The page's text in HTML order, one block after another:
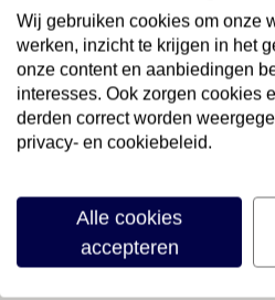
Wij gebruiken cookies om onze
werken, inzicht te krijgen in het
onze content en aanbiedingen
interesses. Ook zorgen cookies
derden correct worden
privacy- en cookiebeleid.
Alle cookies
accepteren